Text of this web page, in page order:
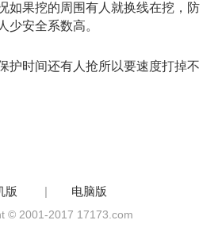
果挖的周围有人就换线在挖，防
少安全系数高。
时间还有人抢所以要速度打掉不
版 | 电脑版
© 2001-2017 17173.com